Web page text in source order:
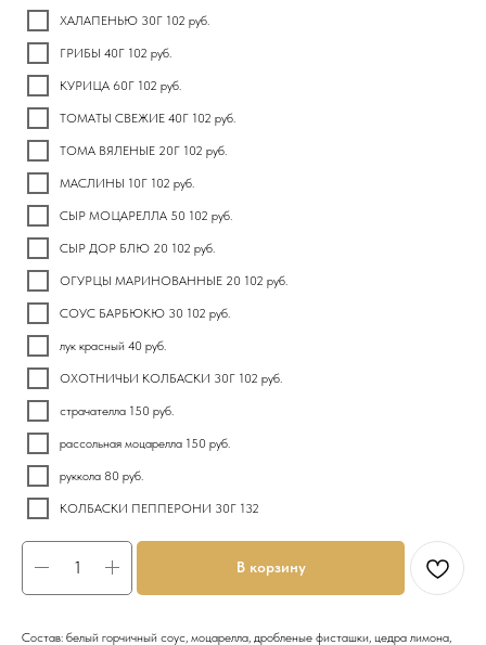
ХАЛАПЕНЬЮ 30Г 102 руб.
ГРИБЫ 40Г 102 руб.
КУРИЦА 60Г 102 руб.
ТОМАТЫ СВЕЖИЕ 40Г 102 руб.
ТОМА ВЯЛЕНЫЕ 20Г 102 руб.
МАСЛИНЫ 10Г 102 руб.
СЫР МОЦАРЕЛЛА 50 102 руб.
СЫР ДОР БЛЮ 20 102 руб.
ОГУРЦЫ МАРИНОВАННЫЕ 20 102 руб.
СОУС БАРБЮКЮ 30 102 руб.
лук красный 40 руб.
ОХОТНИЧЬИ КОЛБАСКИ 30Г 102 руб.
страчателла 150 руб.
рассольная моцарелла 150 руб.
руккола 80 руб.
КОЛБАСКИ ПЕППЕРОНИ 30Г 132
В корзину
Состав: белый горчичный соус, моцарелла, дробленые фисташки, цедра лимона,